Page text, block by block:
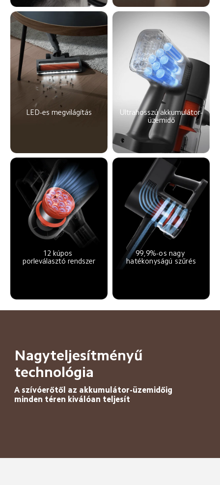
LED-es megvilágítás
Ultrahosszú akkumulátor-
üzemidő
12 kúpos
porleválasztó rendszer
99,9%-os nagy
hatékonyságú szűrés
Nagyteljesítményű
technológia
A szívóerőtől az akkumulátor-üzemidőig
minden téren kiválóan teljesít